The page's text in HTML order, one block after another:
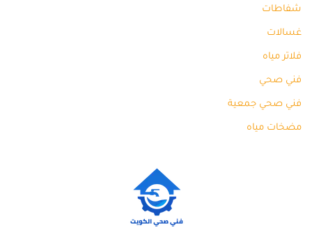
شفاطات
غسالات
فلاتر مياه
فني صحي
فني صحي جمعية
مضخات مياه